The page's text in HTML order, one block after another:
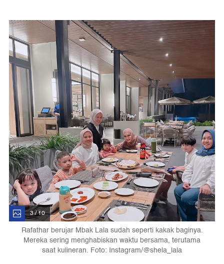
3 / 10
Rafathar berujar Mbak Lala sudah seperti kakak baginya.
Mereka sering menghabiskan waktu bersama, terutama
saat kulineran. Foto: Instagram/@shela_lala